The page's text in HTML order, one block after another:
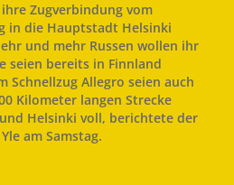
Zugverbindung vom
in die Hauptstadt Helsinki
und mehr Russen wollen ihr
seien bereits in Finnland
Schnellzug Allegro seien auch
Kilometer langen Strecke
Helsinki voll, berichtete der
am Samstag.